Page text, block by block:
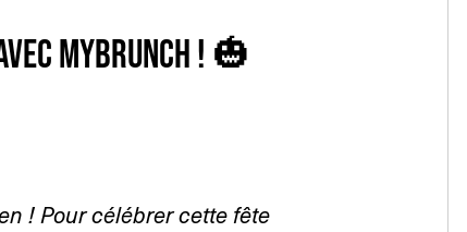
MyBrunch ! 🎃
! Pour célébrer cette fête